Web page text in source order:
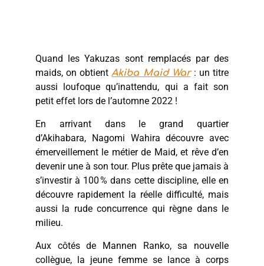
Quand les Yakuzas sont remplacés par des
maids, on obtientAkiba Maid War: un titre
aussi loufoque qu’inattendu, qui a fait son
petit effet lors de l’automne 2022 !
En arrivant dans le grand quartier
d’Akihabara, Nagomi Wahira découvre avec
émerveillement le métier de Maid, et rêve d’en
devenir une à son tour. Plus prête que jamais à
s’investir à 100 % dans cette discipline, elle en
découvre rapidement la réelle difficulté, mais
aussi la rude concurrence qui règne dans le
milieu.
Aux côtés de Mannen Ranko, sa nouvelle
collègue, la jeune femme se lance à corps